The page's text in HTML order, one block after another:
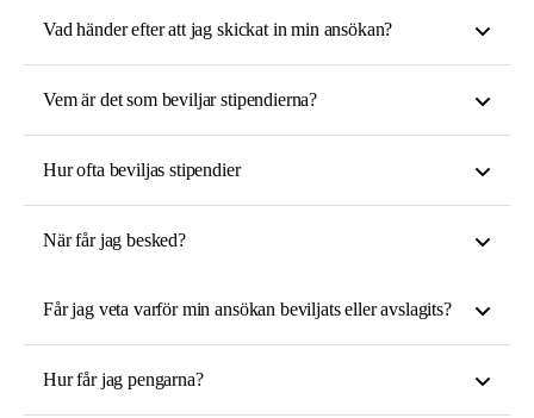
Vad händer efter att jag skickat in min ansökan?
Vem är det som beviljar stipendierna?
Hur ofta beviljas stipendier
När får jag besked?
Får jag veta varför min ansökan beviljats eller avslagits?
Hur får jag pengarna?